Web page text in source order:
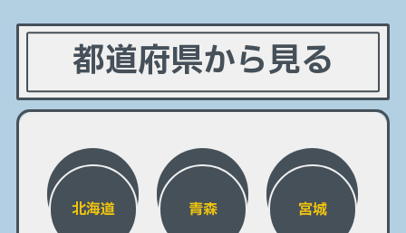
都道府県から見る
北海道 青森 宮城